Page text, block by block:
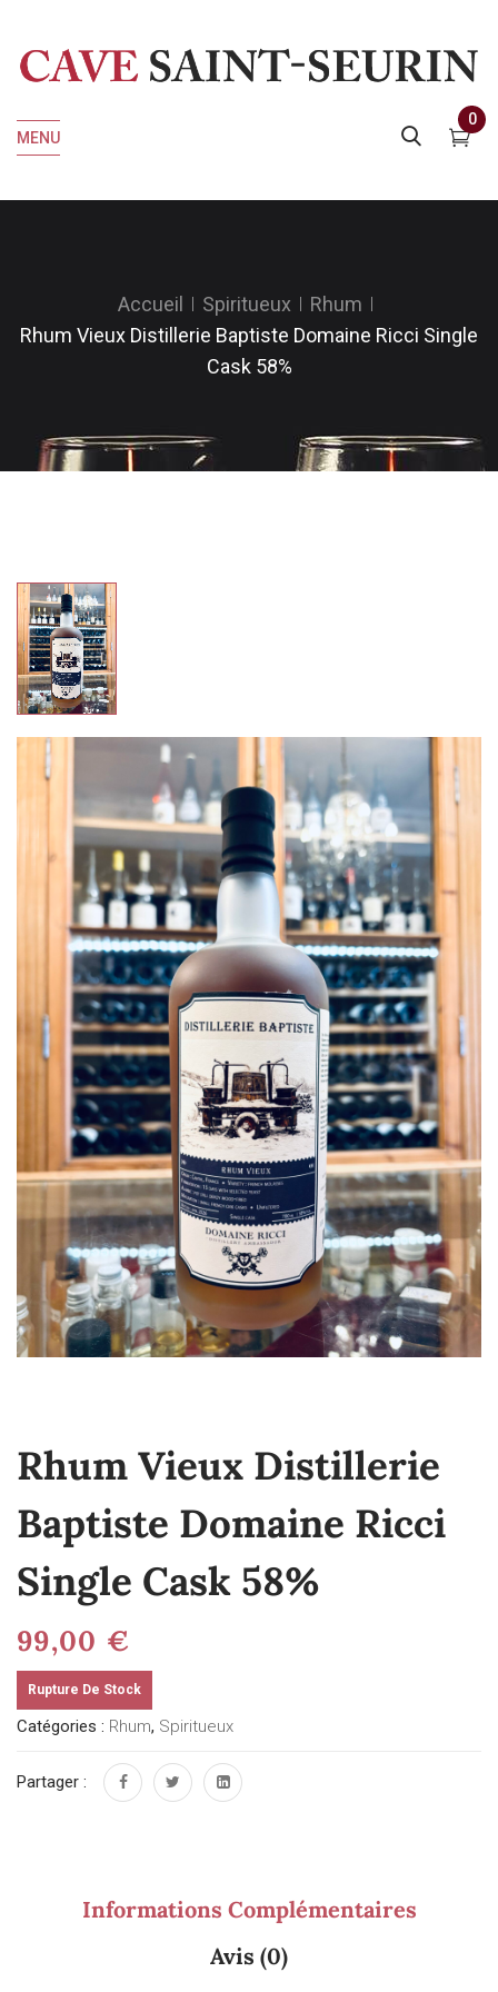
MENU
0
Accueil Spiritueux
Rhum
Rhum Vieux Distillerie Baptiste Domaine Ricci Single
Cask 58%
Rhum Vieux Distillerie
Baptiste Domaine Ricci
Single Cask 58%
99,00 €
Rupture De Stock
Catégories : Rhum, Spiritueux
Partager :
Informations Complémentaires
Avis (0)